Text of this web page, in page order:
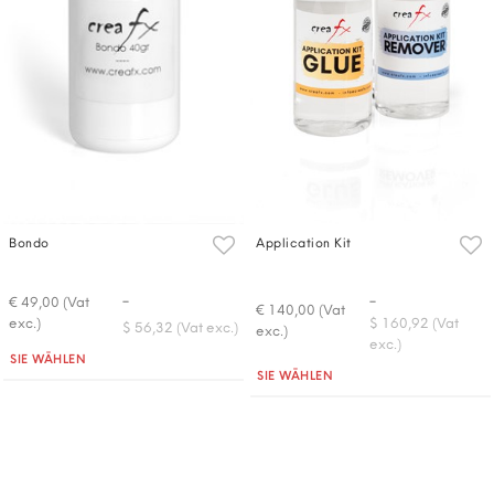
Bondo
€ 49,00 (Vat
exc.)
-
$ 56,32 (Vat exc.)
Quantità
SIE WÄHLEN
Application Kit
€ 140,00 (Vat
exc.)
-
$ 160,92 (Vat
exc.)
Quantità
SIE WÄHLEN